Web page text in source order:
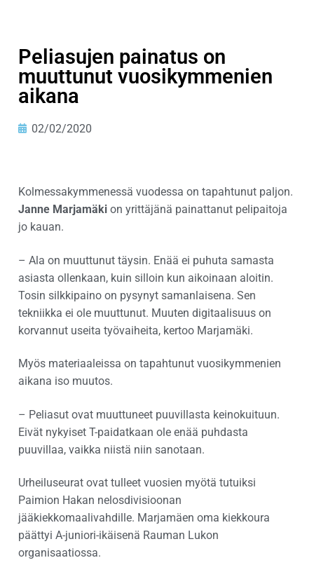
Peliasujen painatus on
muuttunut vuosikymmenien
aikana
02/02/2020
Kolmessakymmenessä vuodessa on tapahtunut paljon.
Janne Marjamäki on yrittäjänä painattanut pelipaitoja
jo kauan.
– Ala on muuttunut täysin. Enää ei puhuta samasta
asiasta ollenkaan, kuin silloin kun aikoinaan aloitin.
Tosin silkkipaino on pysynyt samanlaisena. Sen
tekniikka ei ole muuttunut. Muuten digitaalisuus on
korvannut useita työvaiheita, kertoo Marjamäki.
Myös materiaaleissa on tapahtunut vuosikymmenien
aikana iso muutos.
– Peliasut ovat muuttuneet puuvillasta keinokuituun.
Eivät nykyiset T-paidatkaan ole enää puhdasta
puuvillaa, vaikka niistä niin sanotaan.
Urheiluseurat ovat tulleet vuosien myötä tutuiksi
Paimion Hakan nelosdivisioonan
jääkiekkomaalivahdille. Marjamäen oma kiekkoura
päättyi A-juniori-ikäisenä Rauman Lukon
organisaatiossa.